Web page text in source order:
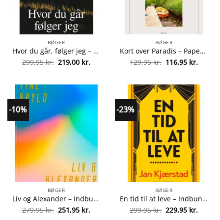
BØGER
Hvor du går, følger jeg – Indbundet fra 9788743402848
299,95kr. Den
oprindelige
299,95 kr..
219,00 kr.Den
aktuelle
219,00 kr..
BØGER
Kort over Paradis – Paperback fra 9788727003269
129,95kr. Den
oprindelige
129,95 kr..
116,95 kr.Den
-10%
BØGER
Liv og Alexander – Indbundet fra 9788702359640
279,95kr. Den
oprindelige
251,95 kr.Den
aktuelle
-23%
BØGER
En tid til at leve – Indbundet fra 9788702357561
299,95kr. Den
oprindelige
229,95 kr.Den